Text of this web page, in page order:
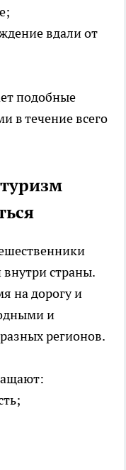
вдали от
подобные
в течение всего
страны.
на дорогу и
и
регионов.